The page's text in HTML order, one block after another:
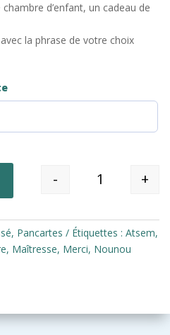
d’enfant, un cadeau de
la phrase de votre choix
Quantité
- +
, Pancartes Étiquettes : Atsem,
, Maîtresse, Merci, Nounou